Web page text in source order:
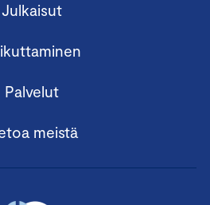
Julkaisut
Palvelut
meistä